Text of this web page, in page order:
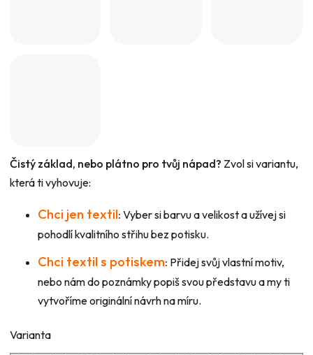
Čistý základ, nebo plátno pro tvůj nápad? Zvol si variantu,
která ti vyhovuje:
Chci jen textil: Vyber si barvu a velikost a užívej si
pohodlí kvalitního střihu bez potisku.
Chci textil s potiskem: Přidej svůj vlastní motiv,
nebo nám do poznámky popiš svou představu a my ti
vytvoříme originální návrh na míru.
Varianta